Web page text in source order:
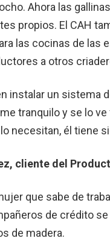
Ahora las
propios. El CAH
las cocinas de las
a otros
instalar un sistema
tranquilo y se lo
necesitan, él tiene
cliente del
que sabe de
de crédito
de madera.